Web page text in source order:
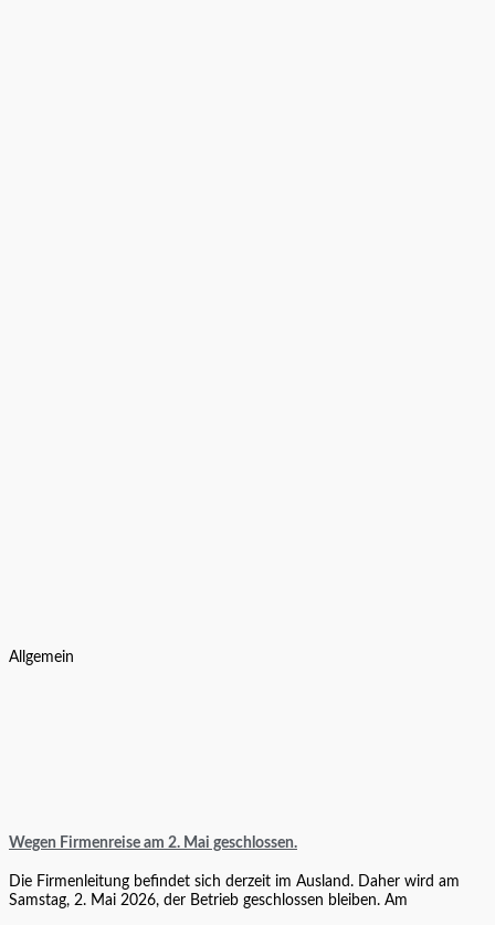
Allgemein
Wegen Firmenreise am 2. Mai geschlossen.
Die Firmenleitung befindet sich derzeit im Ausland. Daher wird am
Samstag, 2. Mai 2026, der Betrieb geschlossen bleiben. Am